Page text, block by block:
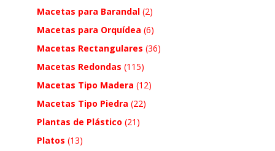
Macetas para Barandal (2)
Macetas para Orquídea (6)
Macetas Rectangulares (36)
Macetas Redondas (115)
Macetas Tipo Madera (12)
Macetas Tipo Piedra (22)
Plantas de Plástico (21)
Platos (13)